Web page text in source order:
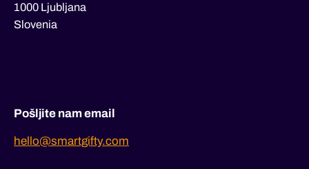
1000 Ljubljana
Slovenia
Pošljite nam email
hello@smartgifty.com